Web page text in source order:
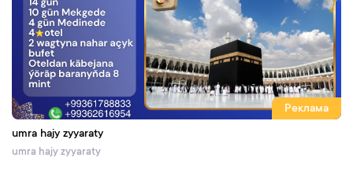
Реклама
umra hajy zyyaraty
umra hajy zyyaraty